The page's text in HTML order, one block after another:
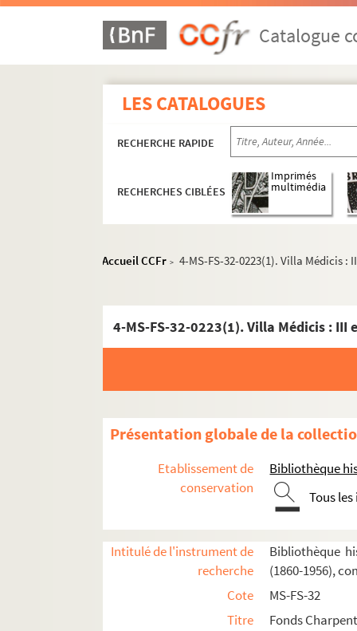
Catalogue
LES CATALOGUES
RECHERCHE RAPIDE
RECHERCHES CIBLÉES
Imprimés
multimédia
Accueil CCFr > 4-MS-FS-32-0223(1). Villa Médicis :
4-MS-FS-32-0223(1). Villa Médicis : III
Présentation globale de la
Etablissement de
conservation
Bibliothèque
Tous
Intitulé de l'instrument de
recherche
Bibliothèque
(1860-1956),
Cote
MS-FS-32
Titre
Fonds
Oeuvres de Gustave Charpentier
Cantate du Prix du Rome : Didon (1887)
La vie du poète (1888)
Impressions d'Italie (1889)
Le couronnement de la Muse (1897)
Louise (1900)
Impression de voyage : Munich (1910)